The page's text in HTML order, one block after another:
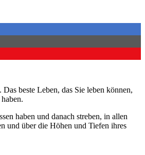
beste Leben, das Sie leben können,
haben und danach streben, in allen
und über die Höhen und Tiefen ihres